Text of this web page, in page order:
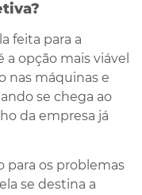
feita para a
a opção mais viável
nas máquinas e
se chega ao
da empresa já
para os problemas
se destina a